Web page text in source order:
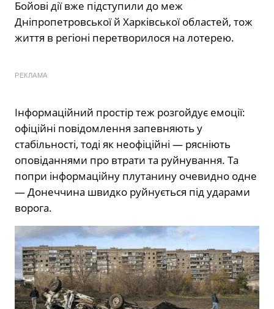
Бойові дії вже підступили до меж
Дніпропетровської й Харківської областей, тож
життя в регіоні перетворилося на лотерею.
РЕКЛАМА
Інформаційний простір теж розгойдує емоції:
офіційні повідомлення запевняють у
стабільності, тоді як неофіційні — рясніють
оповіданнями про втрати та руйнування. Та
попри інформаційну плутанину очевидно одне
— Донеччина швидко руйнується під ударами
ворога.